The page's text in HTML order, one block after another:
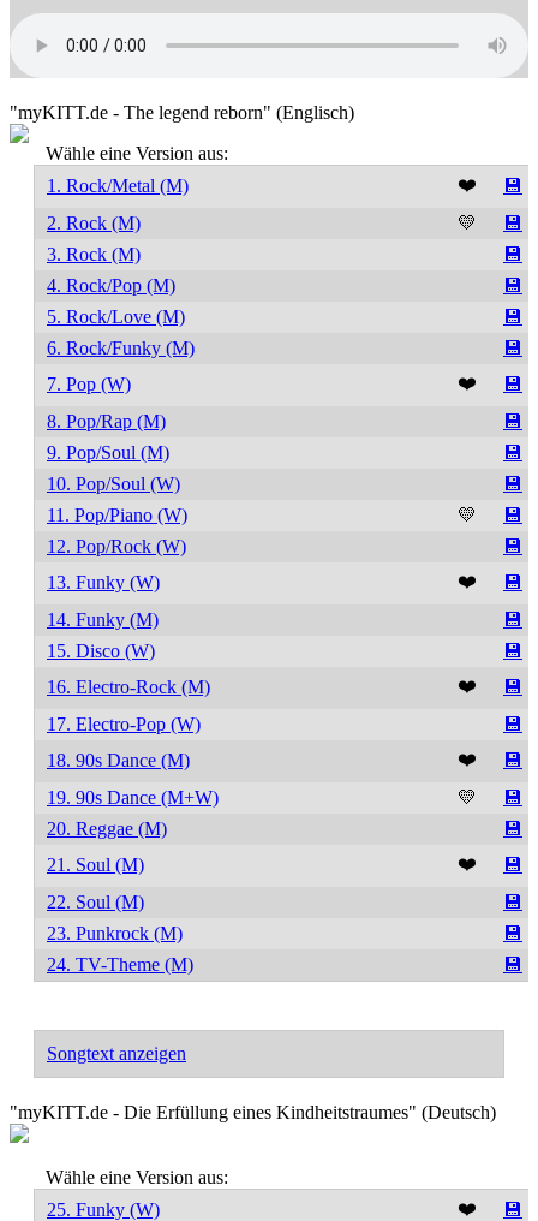
"myKITT.de - The legend reborn" (Englisch)
Wähle eine Version aus:
1. Rock/Metal (M)
❤️
💾
2. Rock (M)
💛
💾
3. Rock (M)
💾
4. Rock/Pop (M)
💾
5. Rock/Love (M)
💾
6. Rock/Funky (M)
💾
7. Pop (W)
❤️
💾
8. Pop/Rap (M)
💾
9. Pop/Soul (M)
💾
10. Pop/Soul (W)
💾
11. Pop/Piano (W)
💛
💾
12. Pop/Rock (W)
💾
13. Funky (W)
❤️
💾
14. Funky (M)
💾
15. Disco (W)
💾
16. Electro-Rock (M)
❤️
💾
17. Electro-Pop (W)
💾
18. 90s Dance (M)
❤️
💾
19. 90s Dance (M+W)
💛
💾
20. Reggae (M)
💾
21. Soul (M)
❤️
💾
22. Soul (M)
💾
23. Punkrock (M)
💾
24. TV-Theme (M)
💾
Songtext anzeigen
"myKITT.de - Die Erfüllung eines Kindheitstraumes" (Deutsch)
Wähle eine Version aus:
25. Funky (W)
❤️
💾